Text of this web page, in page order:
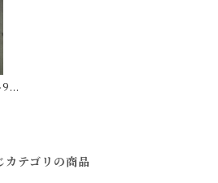
ス
カテゴリの商品